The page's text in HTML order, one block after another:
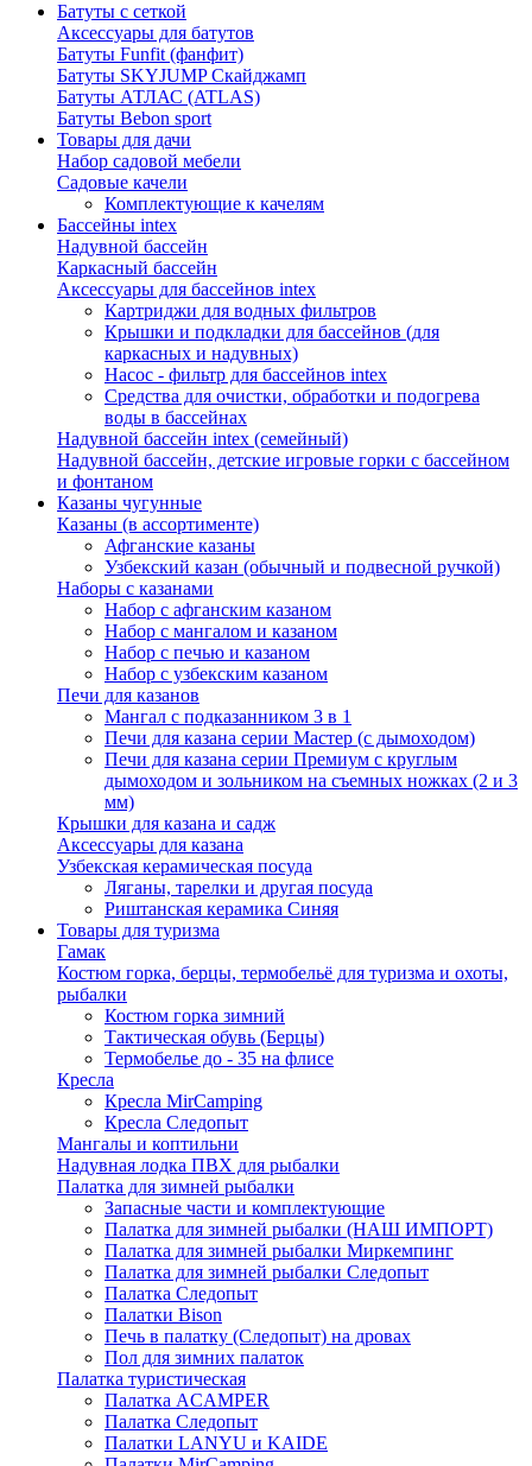
Батуты с сеткой
Аксессуары для батутов
Батуты Funfit (фанфит)
Батуты SKYJUMP Скайджамп
Батуты АТЛАС (ATLAS)
Батуты Вebon sport
Товары для дачи
Набор садовой мебели
Садовые качели
Комплектующие к качелям
Бассейны intex
Надувной бассейн
Каркасный бассейн
Аксессуары для бассейнов intex
Картриджи для водных фильтров
Крышки и подкладки для бассейнов (для
каркасных и надувных)
Насос - фильтр для бассейнов intex
Средства для очистки, обработки и подогрева
воды в бассейнах
Надувной бассейн intex (семейный)
Надувной бассейн, детские игровые горки с бассейном
и фонтаном
Казаны чугунные
Казаны (в ассортименте)
Афганские казаны
Узбекский казан (обычный и подвесной ручкой)
Наборы с казанами
Набор с афганским казаном
Набор с мангалом и казаном
Набор с печью и казаном
Набор с узбекским казаном
Печи для казанов
Мангал с подказанником 3 в 1
Печи для казана серии Мастер (с дымоходом)
Печи для казана серии Премиум с круглым
дымоходом и зольником на съемных ножках (2 и 3
мм)
Крышки для казана и садж
Аксессуары для казана
Узбекская керамическая посуда
Ляганы, тарелки и другая посуда
Риштанская керамика Синяя
Товары для туризма
Гамак
Костюм горка, берцы, термобельё для туризма и охоты,
рыбалки
Костюм горка зимний
Тактическая обувь (Берцы)
Термобелье до - 35 на флисе
Кресла
Кресла MirCamping
Кресла Следопыт
Мангалы и коптильни
Надувная лодка ПВХ для рыбалки
Палатка для зимней рыбалки
Запасные части и комплектующие
Палатка для зимней рыбалки (НАШ ИМПОРТ)
Палатка для зимней рыбалки Миркемпинг
Палатка для зимней рыбалки Следопыт
Палатка Следопыт
Палатки Bison
Печь в палатку (Следопыт) на дровах
Пол для зимних палаток
Палатка туристическая
Палатка ACAMPER
Палатка Следопыт
Палатки LANYU и KAIDE